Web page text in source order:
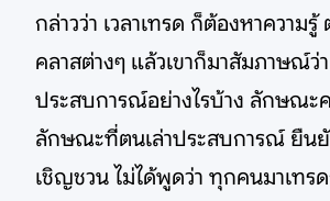
กล่าวว่า เวลาเทรด ก็ต้องหาความรู้
คลาสต่างๆ แล้วเขาก็มาสัมภาษณ์ว่
ประสบการณ์อย่างไรบ้าง ลักษณะ
ลักษณะที่ตนเล่าประสบการณ์ ยืนยั
เชิญชวน ไม่ได้พูดว่า ทุกคนมาเทร